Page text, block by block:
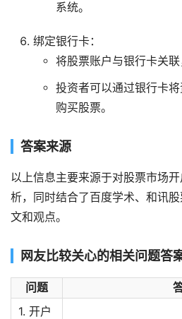
系统。
绑定银行卡：
将股票账户与银行卡关联
投资者可以通过银行卡
购买股票。
答案来源
以上信息主要来源于对股票市场
析，同时结合了百度学术、和讯
文和观点。
网友比较关心的相关问题答
问题
1. 开户